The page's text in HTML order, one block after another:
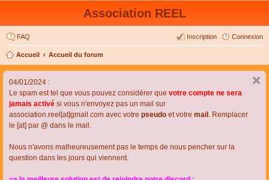
Association REEL
FAQ Connexion
Inscription
Accueil Accueil du forum
04/01/2024 :
Le spam est tel que vous pouvez considérer que votre compte ne sera
jamais activé si vous n'envoyez pas un mail sur
association.reel[at]gmail.com avec votre pseudo et votre mail . Remplacer
le [at] par @ dans le mail.
Nous n'avons malheureusement pas le temps de nous pencher sur la
question dans les jours qui viennent.